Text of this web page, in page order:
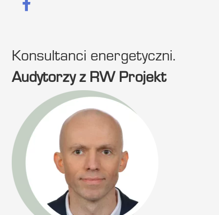
Konsultanci energetyczni.
Audytorzy z RW Projekt